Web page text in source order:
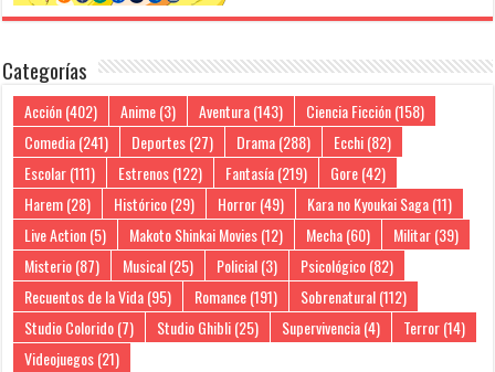
Categorías
Acción(402) Anime(3) Aventura(143) Ciencia Ficción(158)
Comedia(241) Deportes(27) Drama(288) Ecchi(82)
Escolar(111) Estrenos(122) Fantasía(219) Gore(42)
Harem(28) Histórico(29) Horror(49) Kara no Kyoukai Saga(11)
Live Action(5) Makoto Shinkai Movies(12) Mecha(60) Militar(39)
Misterio(87) Musical(25) Policial(3) Psicológico(82)
Recuentos de la Vida(95) Romance(191) Sobrenatural(112)
Studio Colorido(7) Studio Ghibli(25) Supervivencia(4) Terror(14)
Videojuegos(21)